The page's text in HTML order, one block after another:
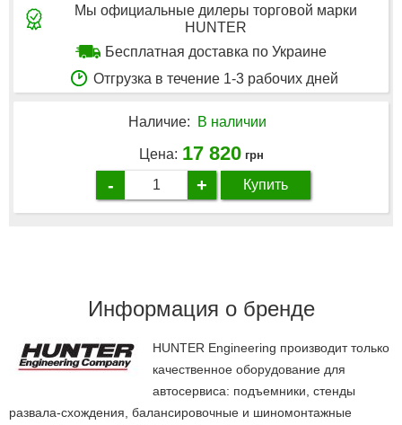
Мы официальные дилеры торговой марки
HUNTER
Бесплатная доставка по Украине
Отгрузка в течение 1-3 рабочих дней
Наличие: В наличии
Цена: 17 820 грн
- + Купить
Информация о бренде
HUNTER Engineering производит только
качественное оборудование для
автосервиса: подъемники, стенды
развала-схождения, балансировочные и шиномонтажные